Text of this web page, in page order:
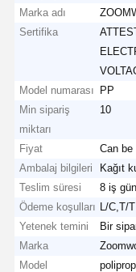
Marka adı
Sertifika
Model numarası
PP
Min sipariş
miktarı
10
Fiyat
Can be
Ambalaj bilgileri
Kağıt
Teslim süresi
8 iş
Ödeme koşulları
L/C,T/T
Yetenek temini
Bir
Marka
Model